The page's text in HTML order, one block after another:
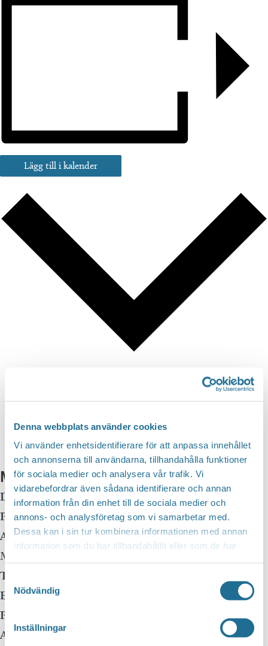
Denna webbplats använder cookies
Vi använder enhetsidentifierare för att anpassa innehållet
och annonserna till användarna, tillhandahålla funktioner
för sociala medier och analysera vår trafik. Vi
vidarebefordrar även sådana identifierare och annan
information från din enhet till de sociala medier och
annons- och analysföretag som vi samarbetar med.
Dessa kan i sin tur kombinera informationen med annan
information som du har tillhandahållit eller som de har
Samtyckesval
Nödvändig
Inställningar
Lägg till i kalender
iCalendar
Outlook Live
Mer info
Datum: 30 november, 2025 kl 14:00- 17:00
Plats:Kulturakademin Motala
Adress: Urban Hjärnes väg 6
Motala
Telefon:
E-mail:kulturskolan@motala.se
Pris:
Arrangör:Kulturskolan Motala